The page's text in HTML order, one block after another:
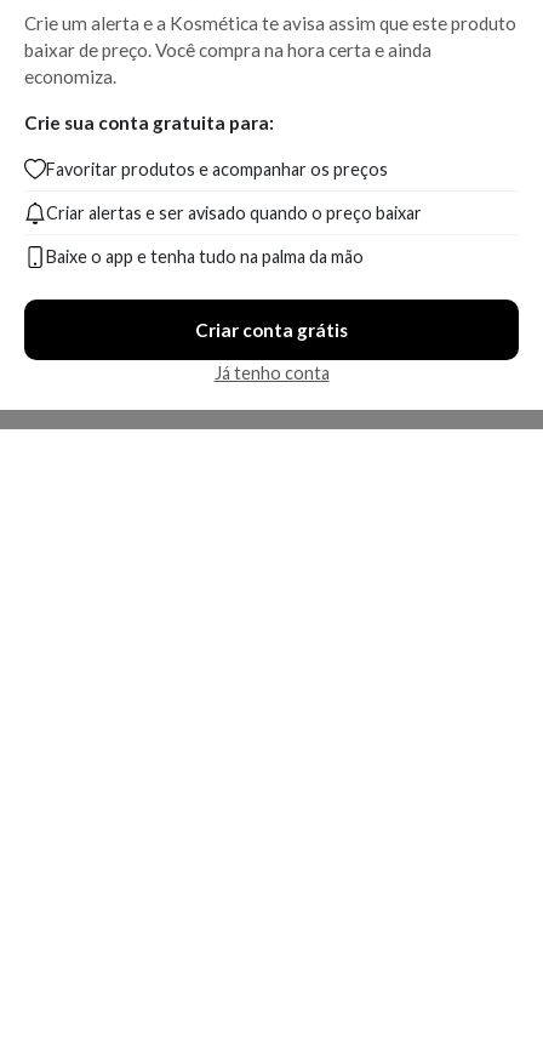
Crie um alerta e a Kosmética te avisa assim que este produto
baixar de preço. Você compra na hora certa e ainda
economiza.
Crie sua conta gratuita para:
Favoritar produtos e acompanhar os preços
Criar alertas e ser avisado quando o preço baixar
Baixe o app e tenha tudo na palma da mão
Criar conta grátis
Já tenho conta